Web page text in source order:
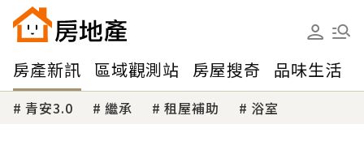
房產新訊 區域觀測站 房屋搜奇 品味生活
青安3.0 繼承 租屋補助 浴室